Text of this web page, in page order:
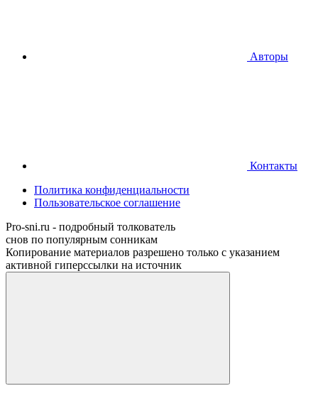
Авторы
Контакты
Политика конфиденциальности
Пользовательское соглашение
Pro-sni.ru - подробный толкователь
снов по популярным сонникам
Копирование материалов разрешено только с указанием
активной гиперссылки на источник